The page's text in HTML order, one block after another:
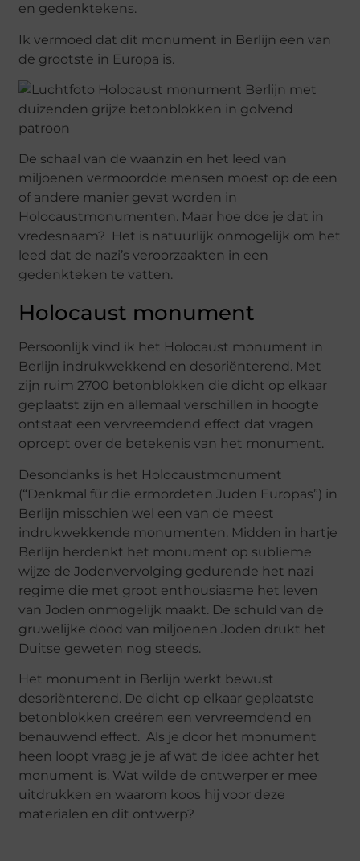
en gedenktekens.
Ik vermoed dat dit monument in Berlijn een van
de grootste in Europa is.
De schaal van de waanzin en het leed van
miljoenen vermoordde mensen moest op de een
of andere manier gevat worden in
Holocaustmonumenten. Maar hoe doe je dat in
vredesnaam? Het is natuurlijk onmogelijk om het
leed dat de nazi’s veroorzaakten in een
gedenkteken te vatten.
Holocaust monument
Persoonlijk vind ik het Holocaust monument in
Berlijn indrukwekkend en desoriënterend. Met
zijn ruim 2700 betonblokken die dicht op elkaar
geplaatst zijn en allemaal verschillen in hoogte
ontstaat een vervreemdend effect dat vragen
oproept over de betekenis van het monument.
Desondanks is het Holocaustmonument
(“Denkmal für die ermordeten Juden Europas”) in
Berlijn misschien wel een van de meest
indrukwekkende monumenten. Midden in hartje
Berlijn herdenkt het monument op sublieme
wijze de Jodenvervolging gedurende het nazi
regime die met groot enthousiasme het leven
van Joden onmogelijk maakt. De schuld van de
gruwelijke dood van miljoenen Joden drukt het
Duitse geweten nog steeds.
Het monument in Berlijn werkt bewust
desoriënterend. De dicht op elkaar geplaatste
betonblokken creëren een vervreemdend en
benauwend effect. Als je door het monument
heen loopt vraag je je af wat de idee achter het
monument is. Wat wilde de ontwerper er mee
uitdrukken en waarom koos hij voor deze
materialen en dit ontwerp?